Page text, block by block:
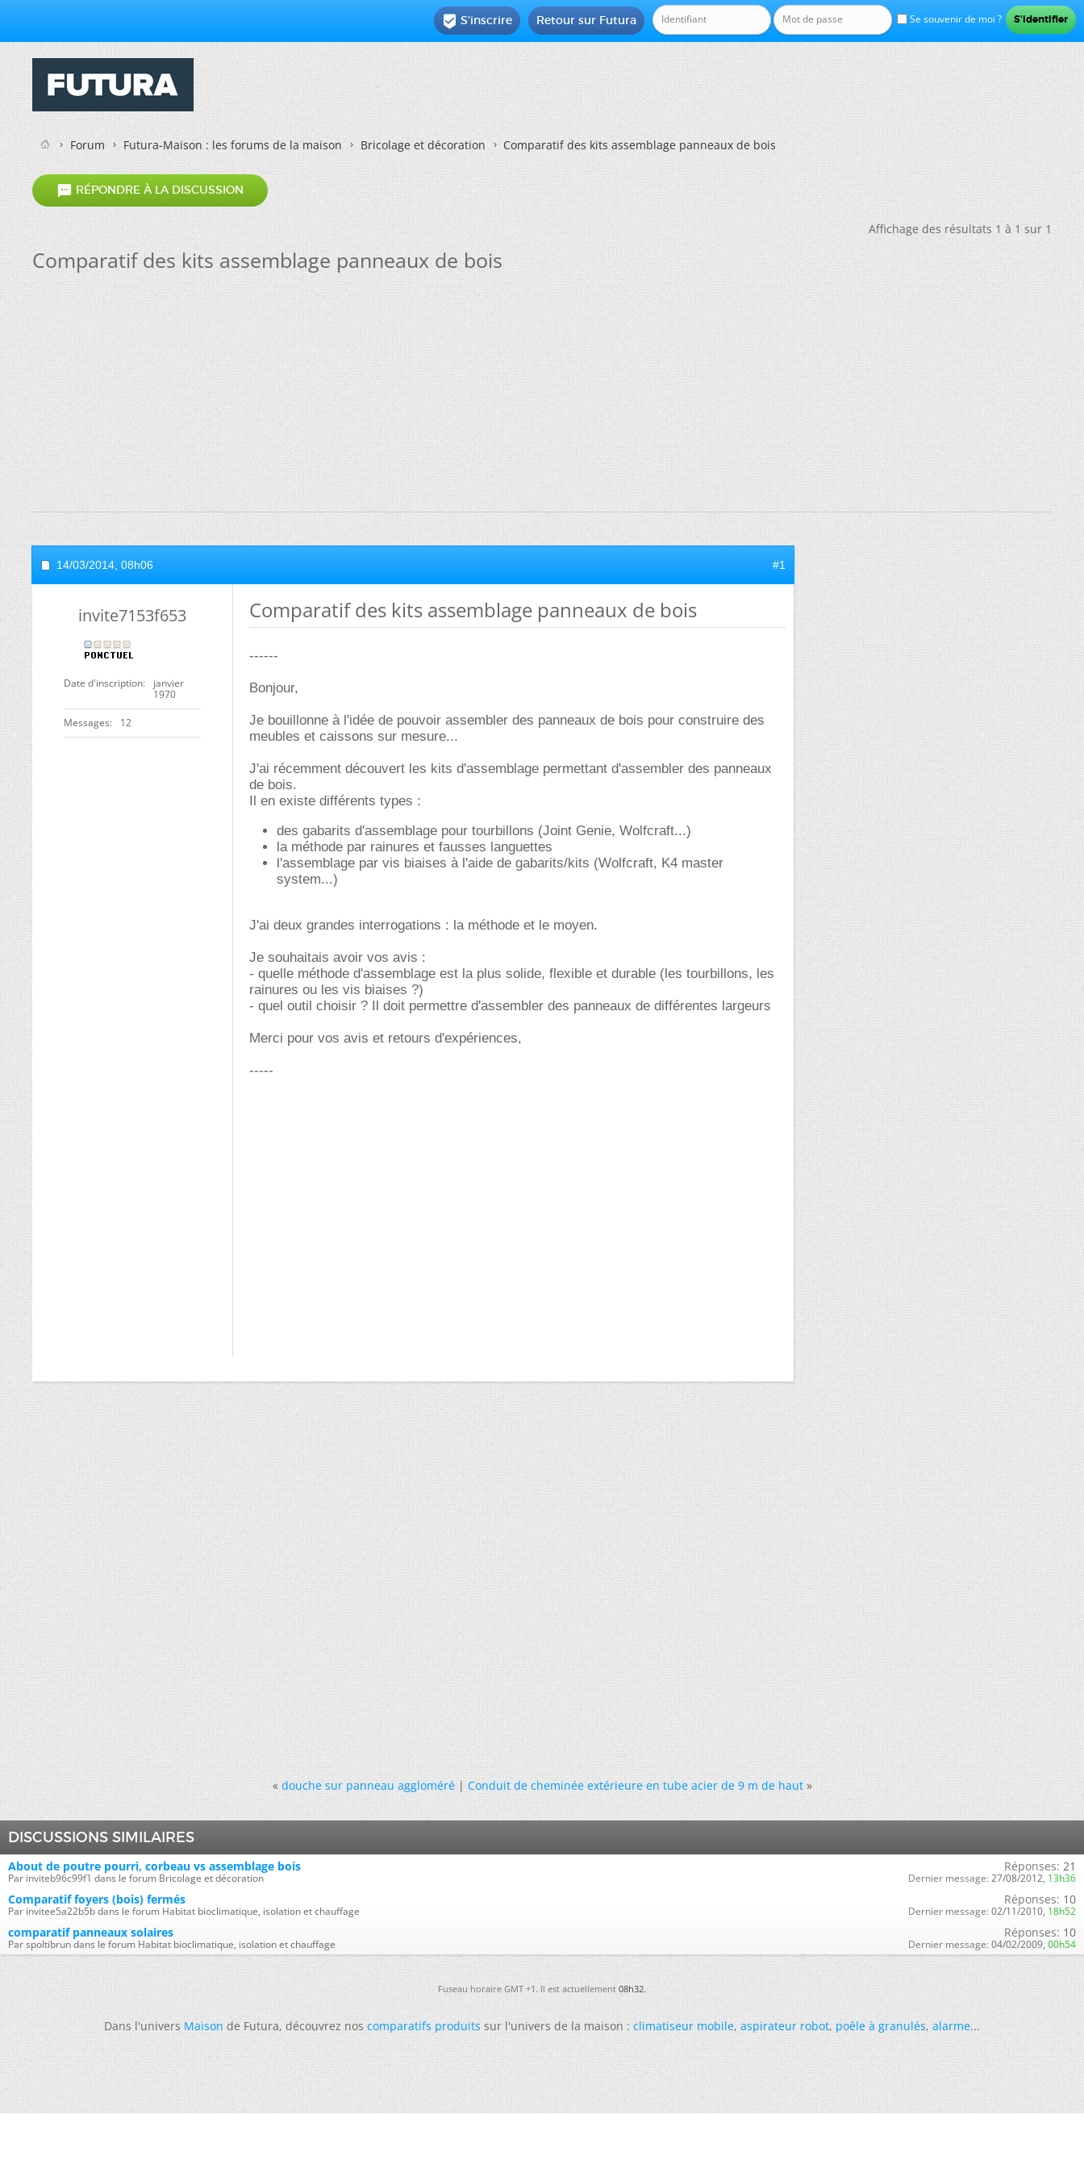
Se souvenir de moi ?
Retour sur Futura
 S'inscrire
Forum Futura-Maison : les forums de la maison Bricolage et décoration Comparatif des kits assemblage panneaux de bois
 RÉPONDRE À LA DISCUSSION
Affichage des résultats 1 à 1 sur 1
Comparatif des kits assemblage panneaux de bois
14/03/2014, 08h06 #1
invite7153f653
Date d'inscription
janvier
1970
Messages 12
Comparatif des kits assemblage panneaux de bois
------
Bonjour,
Je bouillonne à l'idée de pouvoir assembler des panneaux de bois pour construire des
meubles et caissons sur mesure...
J'ai récemment découvert les kits d'assemblage permettant d'assembler des panneaux
de bois.
Il en existe différents types :
des gabarits d'assemblage pour tourbillons (Joint Genie, Wolfcraft...)
la méthode par rainures et fausses languettes
l'assemblage par vis biaises à l'aide de gabarits/kits (Wolfcraft, K4 master
system...)
J'ai deux grandes interrogations : la méthode et le moyen.
Je souhaitais avoir vos avis :
- quelle méthode d'assemblage est la plus solide, flexible et durable (les tourbillons, les
rainures ou les vis biaises ?)
- quel outil choisir ? Il doit permettre d'assembler des panneaux de différentes largeurs
Merci pour vos avis et retours d'expériences,
-----
« douche sur panneau aggloméré|Conduit de cheminée extérieure en tube acier de 9 m de haut »
DISCUSSIONS SIMILAIRES
About de poutre pourri, corbeau vs assemblage bois
Par inviteb96c99f1 dans le forum Bricolage et décoration
Réponses: 21
Dernier message: 27/08/2012, 13h36
Comparatif foyers (bois) fermés
Par invitee5a22b5b dans le forum Habitat bioclimatique, isolation et chauffage
Réponses: 10
Dernier message: 02/11/2010, 18h52
comparatif panneaux solaires
Par spoltibrun dans le forum Habitat bioclimatique, isolation et chauffage
Réponses: 10
Dernier message: 04/02/2009, 00h54
Fuseau horaire GMT +1. Il est actuellement08h32.
Dans l'universMaisonde Futura, découvrez noscomparatifs produitssur l'univers de la maison :climatiseur mobile,aspirateur robot,poêle à granulés,alarme...